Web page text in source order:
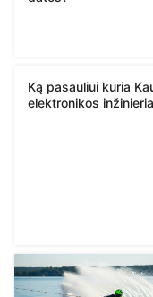
Ką pasauliui kuria
elektronikos